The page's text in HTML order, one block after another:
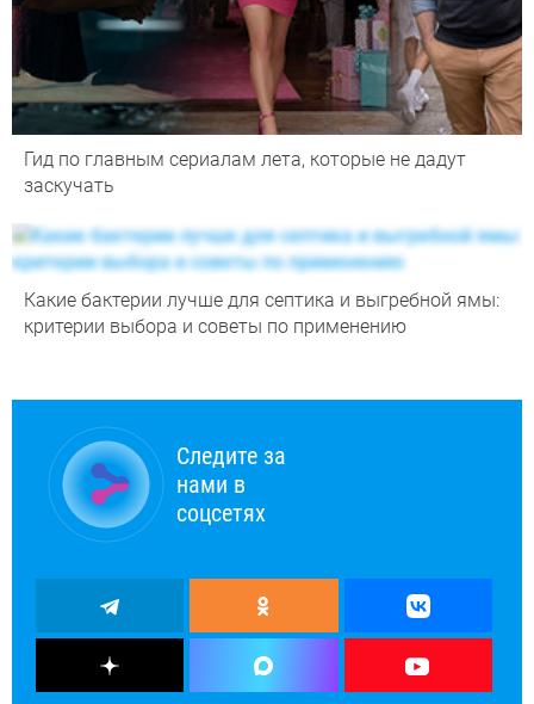
Гид по главным сериалам лета, которые не дадут
заскучать
Какие бактерии лучше для септика и выгребной ямы:
критерии выбора и советы по применению
Следите за
нами в
соцсетях